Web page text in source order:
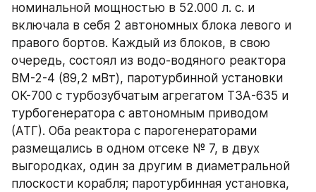
номинальной мощностью в 52.000 л. с. и
включала в себя 2 автономных блока левого и
правого бортов. Каждый из блоков, в свою
очередь, состоял из водо-водяного реактора
ВМ-2-4 (89,2 мВт), паротурбинной установки
ОК-700 с турбозубчатым агрегатом ТЗА-635 и
турбогенератора с автономным приводом
(АТГ). Оба реактора с парогенераторами
размещались в одном отсеке № 7, в двух
выгородках, один за другим в диаметральной
плоскости корабля; паротурбинная установка,